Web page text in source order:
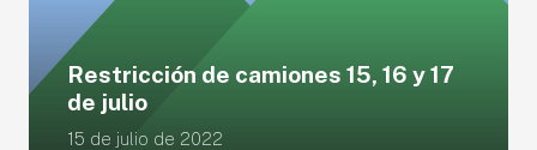
Restricción de camiones 15, 16 y 17
de julio
15 de julio de 2022